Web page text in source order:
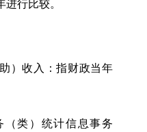
行比较。
）收入：指财政当年
（类）统计信息事务